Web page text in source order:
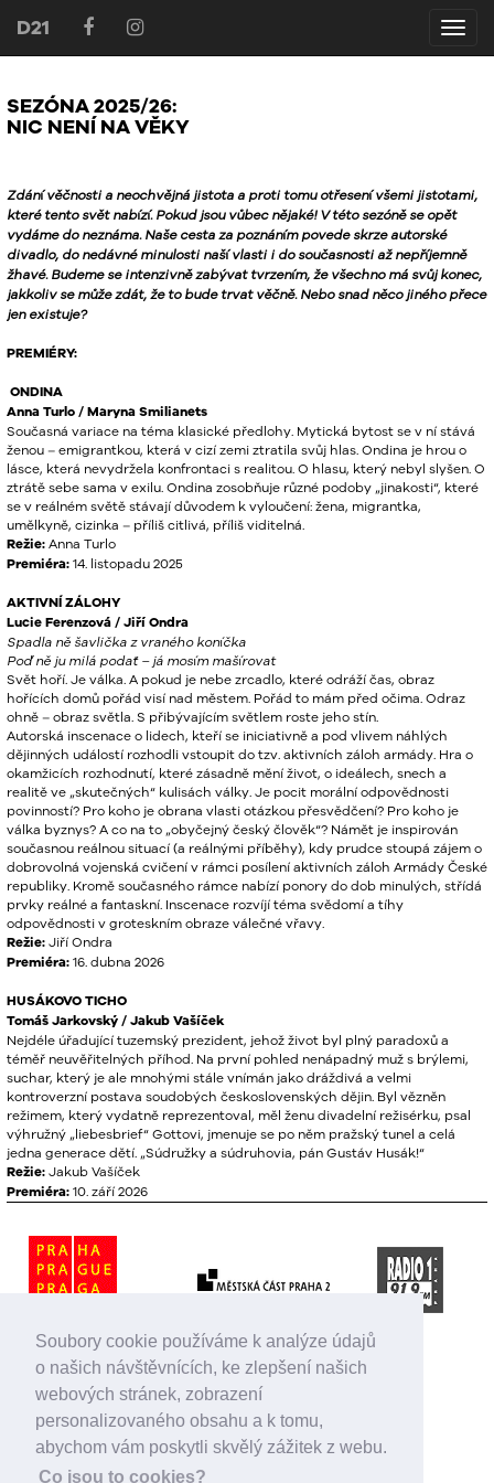
Soubory cookie používáme k analýze údajů
o našich návštěvnících, ke zlepšení našich
webových stránek, zobrazení
personalizovaného obsahu a k tomu,
abychom vám poskytli skvělý zážitek z webu.
Co jsou to cookies?
D21
D21
SEZÓNA 2025/26:
NIC NENÍ NA VĚKY
Zdání věčnosti a neochvějná jistota a proti tomu otřesení všemi jistotami,
které tento svět nabízí. Pokud jsou vůbec nějaké! V této sezóně se opět
vydáme do neznáma. Naše cesta za poznáním povede skrze autorské
divadlo, do nedávné minulosti naší vlasti i do současnosti až nepříjemně
žhavé. Budeme se intenzivně zabývat tvrzením, že všechno má svůj konec,
jakkoliv se může zdát, že to bude trvat věčně. Nebo snad něco jiného přece
jen existuje?
PREMIÉRY:
ONDINA
Anna Turlo / Maryna Smilianets
Současná variace na téma klasické předlohy. Mytická bytost se v ní stává
ženou – emigrantkou, která v cizí zemi ztratila svůj hlas. Ondina je hrou o
lásce, která nevydržela konfrontaci s realitou. O hlasu, který nebyl slyšen. O
ztrátě sebe sama v exilu. Ondina zosobňuje různé podoby „jinakosti“, které
se v reálném světě stávají důvodem k vyloučení: žena, migrantka,
umělkyně, cizinka – příliš citlivá, příliš viditelná.
Režie: Anna Turlo
Premiéra: 14. listopadu 2025
AKTIVNÍ ZÁLOHY
Lucie Ferenzová / Jiří Ondra
Spadla ně šavlička z vraného koníčka
Poď ně ju milá podať – já mosím mašírovat
Svět hoří. Je válka. A pokud je nebe zrcadlo, které odráží čas, obraz
hořících domů pořád visí nad městem. Pořád to mám před očima. Odraz
ohně – obraz světla. S přibývajícím světlem roste jeho stín.
Autorská inscenace o lidech, kteří se iniciativně a pod vlivem náhlých
dějinných událostí rozhodli vstoupit do tzv. aktivních záloh armády. Hra o
okamžicích rozhodnutí, které zásadně mění život, o ideálech, snech a
realitě ve „skutečných“ kulisách války. Je pocit morální odpovědnosti
povinností? Pro koho je obrana vlasti otázkou přesvědčení? Pro koho je
válka byznys? A co na to „obyčejný český člověk“? Námět je inspirován
současnou reálnou situací (a reálnými příběhy), kdy prudce stoupá zájem o
dobrovolná vojenská cvičení v rámci posílení aktivních záloh Armády České
republiky. Kromě současného rámce nabízí ponory do dob minulých, střídá
prvky reálné a fantaskní. Inscenace rozvíjí téma svědomí a tíhy
odpovědnosti v groteskním obraze válečné vřavy.
Režie: Jiří Ondra
Premiéra: 16. dubna 2026
HUSÁKOVO TICHO
Tomáš Jarkovský / Jakub Vašíček
Nejdéle úřadující tuzemský prezident, jehož život byl plný paradoxů a
téměř neuvěřitelných příhod. Na první pohled nenápadný muž s brýlemi,
suchar, který je ale mnohými stále vnímán jako dráždivá a velmi
kontroverzní postava soudobých československých dějin. Byl vězněn
režimem, který vydatně reprezentoval, měl ženu divadelní režisérku, psal
výhružný „liebesbrief“ Gottovi, jmenuje se po něm pražský tunel a celá
jedna generace dětí. „Súdružky a súdruhovia, pán Gustáv Husák!“
Režie: Jakub Vašíček
Premiéra: 10. září 2026